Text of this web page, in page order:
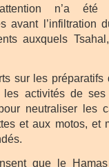
attention n’a
avant l’infiltration
auxquels
sur les
activités de
neutraliser les
et aux motos, et
que le